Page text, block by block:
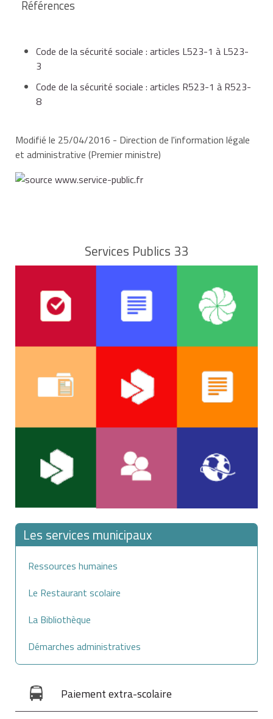
Références
Code de la sécurité sociale : articles L523-1 à L523-
3
Code de la sécurité sociale : articles R523-1 à R523-
8
Modifié le 25/04/2016 - Direction de l'information légale
et administrative (Premier ministre)
Services Publics 33
Les services municipaux
Ressources humaines
Le Restaurant scolaire
La Bibliothèque
Démarches administratives
Paiement extra-scolaire